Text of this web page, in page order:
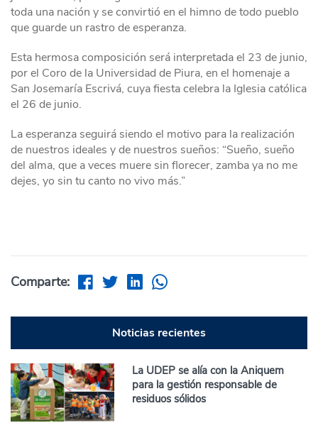
toda una nación y se convirtió en el himno de todo pueblo
que guarde un rastro de esperanza.
Esta hermosa composición será interpretada el 23 de junio,
por el Coro de la Universidad de Piura, en el homenaje a
San Josemaría Escrivá, cuya fiesta celebra la Iglesia católica
el 26 de junio.
La esperanza seguirá siendo el motivo para la realización
de nuestros ideales y de nuestros sueños: “Sueño, sueño
del alma, que a veces muere sin florecer, zamba ya no me
dejes, yo sin tu canto no vivo más.”
Comparte:
Noticias recientes
La UDEP se alía con la Aniquem
para la gestión responsable de
residuos sólidos